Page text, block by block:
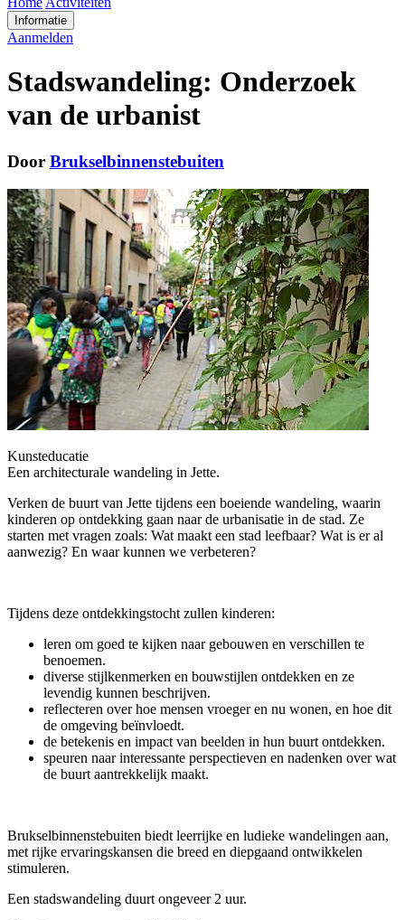
Informatie
Aanmelden
Stadswandeling: Onderzoek
van de urbanist
Door Brukselbinnenstebuiten
Kunsteducatie
Een architecturale wandeling in Jette.
Verken de buurt van Jette tijdens een boeiende wandeling, waarin
kinderen op ontdekking gaan naar de urbanisatie in de stad. Ze
starten met vragen zoals: Wat maakt een stad leefbaar? Wat is er al
aanwezig? En waar kunnen we verbeteren?
Tijdens deze ontdekkingstocht zullen kinderen:
leren om goed te kijken naar gebouwen en verschillen te
benoemen.
diverse stijlkenmerken en bouwstijlen ontdekken en ze
levendig kunnen beschrijven.
reflecteren over hoe mensen vroeger en nu wonen, en hoe dit
de omgeving beïnvloedt.
de betekenis en impact van beelden in hun buurt ontdekken.
speuren naar interessante perspectieven en nadenken over wat
de buurt aantrekkelijk maakt.
Brukselbinnenstebuiten biedt leerrijke en ludieke wandelingen aan,
met rijke ervaringskansen die breed en diepgaand ontwikkelen
stimuleren.
Een stadswandeling duurt ongeveer 2 uur.